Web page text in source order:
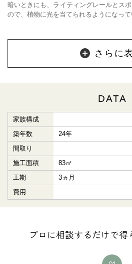
暗いときにも、ライティングレールとス
ので、植物に光を当てられるようになって
さらに
DATA
家族構成
築年数
24年
間取り
施工面積
83㎡
工期
3ヵ月
費用
プロに相談するだけで得